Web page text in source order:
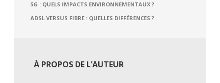
5G : QUELS IMPACTS ENVIRONNEMENTAUX ?
ADSL VERSUS FIBRE : QUELLES DIFFÉRENCES ?
À PROPOS DE L’AUTEUR